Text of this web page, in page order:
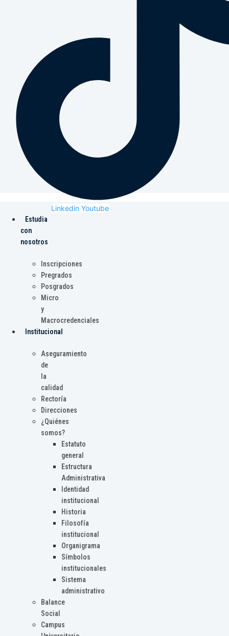
Linkedin Youtube
Estudia
con
nosotros
Inscripciones
Pregrados
Posgrados
Micro
y
Macrocredenciales
Institucional
Aseguramiento
de
la
calidad
Rectoría
Direcciones
¿Quiénes
somos?
Estatuto
general
Estructura
Administrativa
Identidad
institucional
Historia
Filosofía
institucional
Organigrama
Símbolos
institucionales
Sistema
administrativo
Balance
Social
Campus